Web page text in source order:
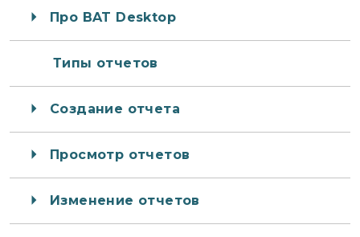
Про BAT Desktop
Типы отчетов
Создание отчета
Просмотр отчетов
Изменение отчетов